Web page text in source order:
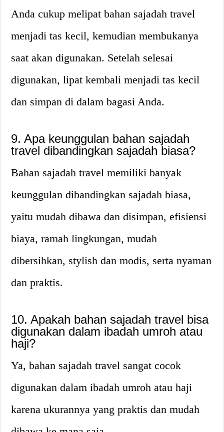
Anda cukup melipat bahan sajadah travel
menjadi tas kecil, kemudian membukanya
saat akan digunakan. Setelah selesai
digunakan, lipat kembali menjadi tas kecil
dan simpan di dalam bagasi Anda.
9. Apa keunggulan bahan sajadah
travel dibandingkan sajadah biasa?
Bahan sajadah travel memiliki banyak
keunggulan dibandingkan sajadah biasa,
yaitu mudah dibawa dan disimpan, efisiensi
biaya, ramah lingkungan, mudah
dibersihkan, stylish dan modis, serta nyaman
dan praktis.
10. Apakah bahan sajadah travel bisa
digunakan dalam ibadah umroh atau
haji?
Ya, bahan sajadah travel sangat cocok
digunakan dalam ibadah umroh atau haji
karena ukurannya yang praktis dan mudah